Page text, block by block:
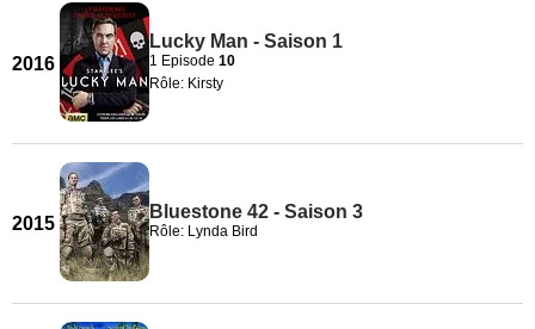
2016
Lucky Man - Saison 1
1 Episode 10
Rôle: Kirsty
2015
Bluestone 42 - Saison 3
Rôle: Lynda Bird